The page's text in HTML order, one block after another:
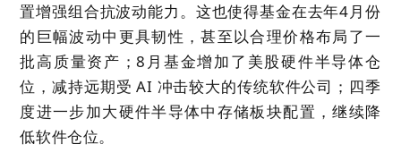
置增强组合抗波动能力。这也使得基金在去年4月份
的巨幅波动中更具韧性，甚至以合理价格布局了一
批高质量资产；8月基金增加了美股硬件半导体仓
位，减持远期受 AI 冲击较大的传统软件公司；四季
度进一步加大硬件半导体中存储板块配置，继续降
低软件仓位。